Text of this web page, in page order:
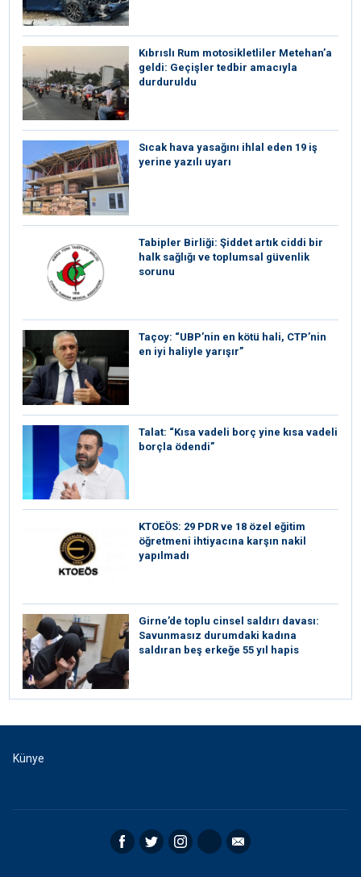
Kıbrıslı Rum motosikletliler Metehan’a
geldi: Geçişler tedbir amacıyla
durduruldu
Sıcak hava yasağını ihlal eden 19 iş
yerine yazılı uyarı
Tabipler Birliği: Şiddet artık ciddi bir
halk sağlığı ve toplumsal güvenlik
sorunu
Taçoy: “UBP’nin en kötü hali, CTP’nin
en iyi haliyle yarışır”
Talat: “Kısa vadeli borç yine kısa vadeli
borçla ödendi”
KTOEÖS: 29 PDR ve 18 özel eğitim
öğretmeni ihtiyacına karşın nakil
yapılmadı
Girne’de toplu cinsel saldırı davası:
Savunmasız durumdaki kadına
saldıran beş erkeğe 55 yıl hapis
Künye
Facebook Twitter Instagram RSS